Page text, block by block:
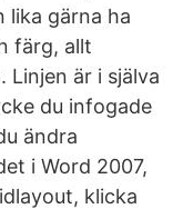
lika gärna ha
färg, allt
Linjen är i själva
du infogade
ändra
i Word 2007,
klicka